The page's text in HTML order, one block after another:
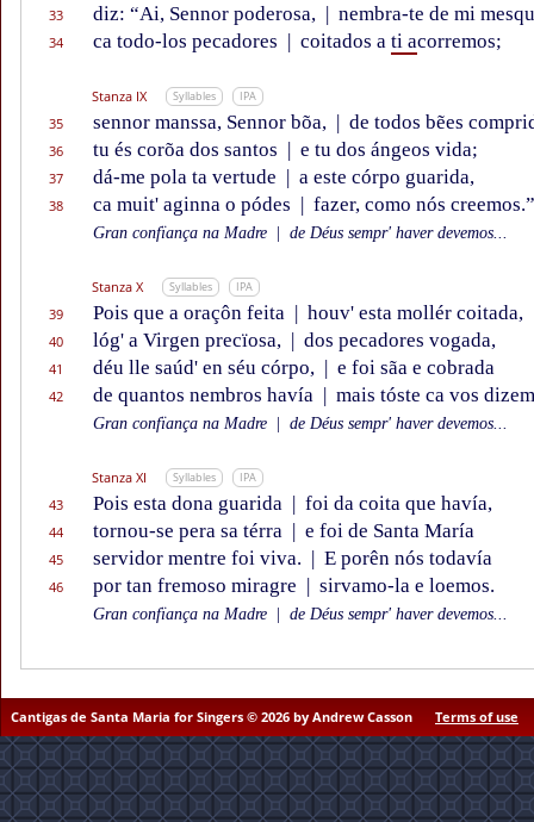
33 diz: “Ai, Sennor poderosa, | nembra-te de mi
34 ca todo-los pecadores | coitados a ti acorremos;
Stanza IX Syllables IPA
35 sennor manssa, Sennor bõa, | de todos bẽes
36 tu és corõa dos santos | e tu dos ángeos vida;
37 dá-me pola ta vertude | a este córpo guarida,
38 ca muit' aginna o pódes | fazer, como nós creemos.”
Gran confïança na Madre de Déus sempr' haver devemos...
Stanza X Syllables IPA
39 Pois que a oraçôn feita | houv' esta mollér coitada,
40 lóg' a Virgen precïosa, | dos pecadores vogada,
41 déu lle saúd' en séu córpo, | e foi sãa e cobrada
42 de quantos nembros havía | mais tóste ca vos
Gran confïança na Madre de Déus sempr' haver devemos...
Stanza XI Syllables IPA
43 Pois esta dona guarida | foi da coita que havía,
44 tornou-se pera sa térra | e foi de Santa María
45 servidor mentre foi viva. | E porên nós todavía
46 por tan fremoso miragre | sirvamo-la e loemos.
Gran confïança na Madre de Déus sempr' haver devemos...
Cantigas de Santa Maria for Singers © 2026 by Andrew Casson Terms of use